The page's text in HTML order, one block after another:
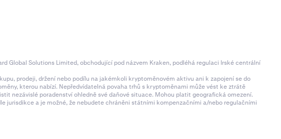
Global Solutions Limited, obchodující pod názvem Kraken, podléhá regulaci Irské centrální
prodeji, držení nebo podílu na jakémkoli kryptoměnovém aktivu ani k zapojení se do
kterou nabízí. Nepředvídatelná povaha trhů s kryptoměnami může vést ke ztrátě
nezávislé poradenství ohledně své daňové situace. Mohou platit geografická omezení.
jurisdikce a je možné, že nebudete chráněni státními kompenzačními a/nebo regulačními